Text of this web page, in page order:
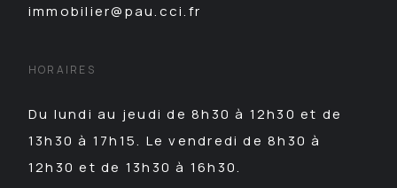
immobilier@pau.cci.fr
HORAIRES
Du lundi au jeudi de 8h30 à 12h30 et de
13h30 à 17h15. Le vendredi de 8h30 à
12h30 et de 13h30 à 16h30.